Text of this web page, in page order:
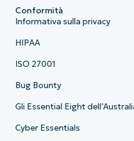
Conformità
Informativa sulla privacy
HIPAA
ISO 27001
Bug Bounty
Gli Essential Eight
Cyber Essentials